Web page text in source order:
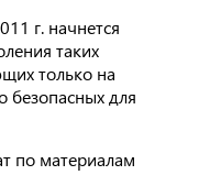
г. начнется
таких
только на
безопасных для
по материалам